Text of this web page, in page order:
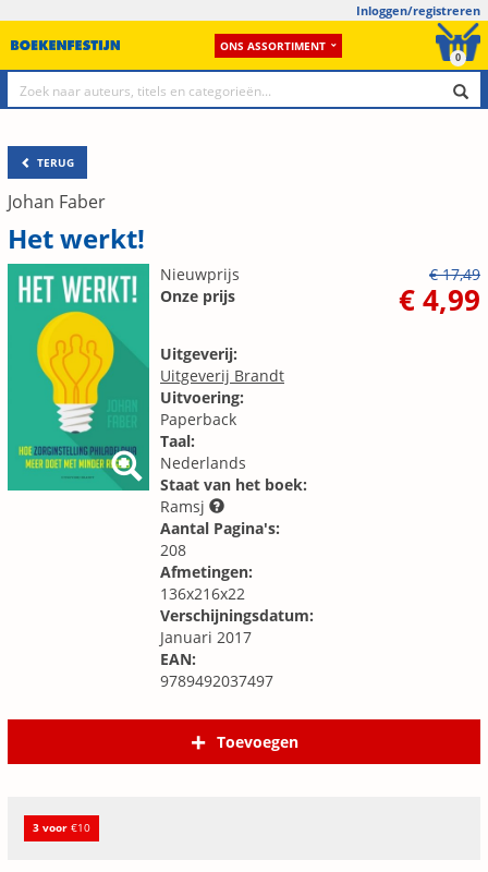
Inloggen/registreren
ONS ASSORTIMENT
0
TERUG
Johan Faber
Het werkt!
Nieuwprijs
€ 17,49
Onze prijs
€ 4,99
Uitgeverij:
Uitgeverij Brandt
Uitvoering:
Paperback
Taal:
Nederlands
Staat van het boek:
Ramsj
Aantal Pagina's:
208
Afmetingen:
136x216x22
Verschijningsdatum:
Januari 2017
EAN:
9789492037497
Toevoegen
3 voor €10